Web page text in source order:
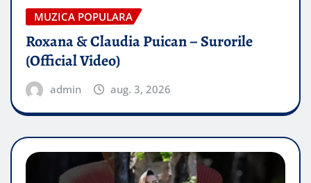
MUZICA POPULARA
Roxana & Claudia Puican – Surorile
(Official Video)
admin aug. 3, 2026